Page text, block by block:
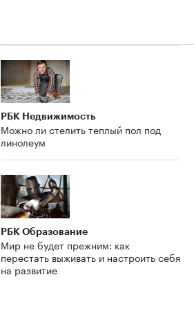
РБК Недвижимость
Можно ли стелить теплый пол под
линолеум
РБК Образование
Мир не будет прежним: как
перестать выживать и настроить себя
на развитие